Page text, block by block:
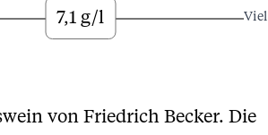
7,1 g/l Viel
von Friedrich Becker. Die